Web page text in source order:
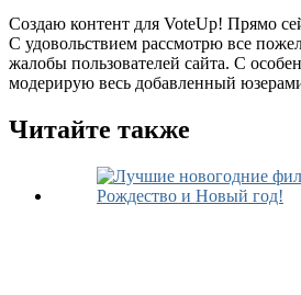
Создаю контент для VoteUp! Прямо
С удовольствием рассмотрю все
жалобы пользователей сайта. С
модерирую весь добавленный
Читайте также